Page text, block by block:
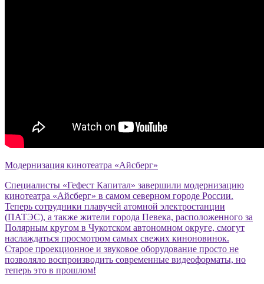
Модернизация кинотеатра «Айсберг»
Специалисты «Гефест Капитал» завершили модернизацию
кинотеатра «Айсберг» в самом северном городе России.
Теперь сотрудники плавучей атомной электростанции
(ПАТЭС), а также жители города Певека, расположенного за
Полярным кругом в Чукотском автономном округе, смогут
наслаждаться просмотром самых свежих киноновинок.
Старое проекционное и звуковое оборудование просто не
позволяло воспроизводить современные видеоформаты, но
теперь это в прошлом!